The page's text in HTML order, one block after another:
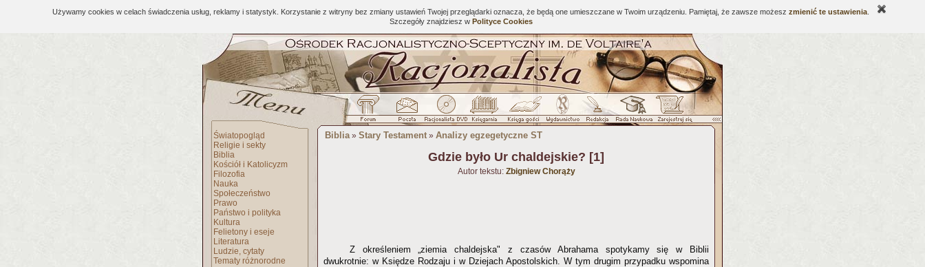
Używamy cookies w celach świadczenia usług, reklamy i statystyk. Korzystanie z witryny bez zmiany ustawień Twojej przeglądarki oznacza, że będą one umieszczane w Twoim urządzeniu. Pamiętaj, że zawsze możesz zmienić te ustawienia
Szczegóły znajdziesz w Polityce Cookies
Światopogląd
Religie i sekty
Biblia
Kościół i Katolicyzm
Filozofia
Nauka
Społeczeństwo
Prawo
Państwo i polityka
Kultura
Felietony i eseje
Literatura
Ludzie, cytaty
Tematy różnorodne
Biblia» Stary Testament » Analizy egzegetyczne ST
Gdzie było Ur chaldejskie? [1]
Autor tekstu: Zbigniew Chorąży
Z określeniem „ziemia chaldejska" z czasów Abrahama spotykamy się w Biblii
dwukrotnie: w Księdze Rodzaju i w Dziejach Apostolskich. W tym drugim przypadku wspomina